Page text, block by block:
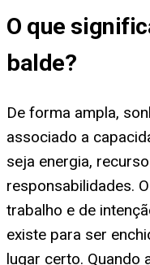
O que
balde?
De forma ampla,
associado a
seja energia,
responsabilidades.
trabalho e de
existe para ser
lugar certo. Quando